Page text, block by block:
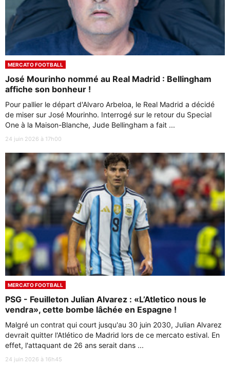
MERCATO FOOTBALL
José Mourinho nommé au Real Madrid : Bellingham
affiche son bonheur !
Pour pallier le départ d'Alvaro Arbeloa, le Real Madrid a décidé
de miser sur José Mourinho. Interrogé sur le retour du Special
One à la Maison-Blanche, Jude Bellingham a fait ...
24 juin 2026 à 17h00
MERCATO FOOTBALL
PSG - Feuilleton Julian Alvarez : «L’Atletico nous le
vendra», cette bombe lâchée en Espagne !
Malgré un contrat qui court jusqu'au 30 juin 2030, Julian Alvarez
devrait quitter l'Atlético de Madrid lors de ce mercato estival. En
effet, l'attaquant de 26 ans serait dans ...
24 juin 2026 à 16h45